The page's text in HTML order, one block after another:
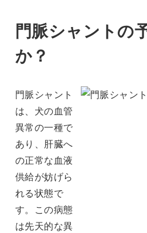
門脈シャントの
か？
門脈シャント
は、犬の血管
異常の一種で
あり、肝臓へ
の正常な血液
供給が妨げら
れる状態で
す。この病態
は先天的な異